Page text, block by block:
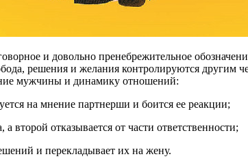
и довольно пренебрежительное
решения и желания контролируются другим
мужчины и динамику отношений:
на мнение партнерши и боится ее реакции;
а второй отказывается от части ответственности;
и перекладывает их на жену.